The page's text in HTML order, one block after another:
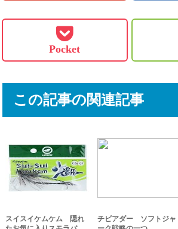
Pocket
この記事の関連記事
スイスイケムケム 隠れ
チビアダー ソフトジャ